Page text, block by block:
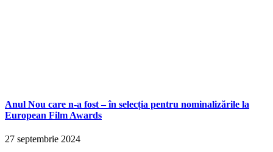
Anul Nou care n-a fost – în selecția pentru nominalizările la
European Film Awards
27 septembrie 2024